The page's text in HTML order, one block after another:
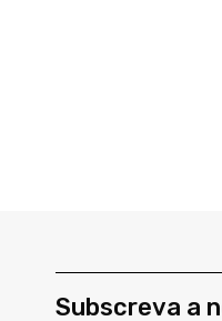
Subscreva a